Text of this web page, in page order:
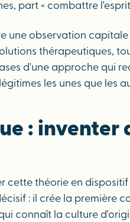
part « combattre
une observation
thérapeutiques,
d'une approche qui
les unes que les
: inventer
théorie en
: il crée la
connaît la culture